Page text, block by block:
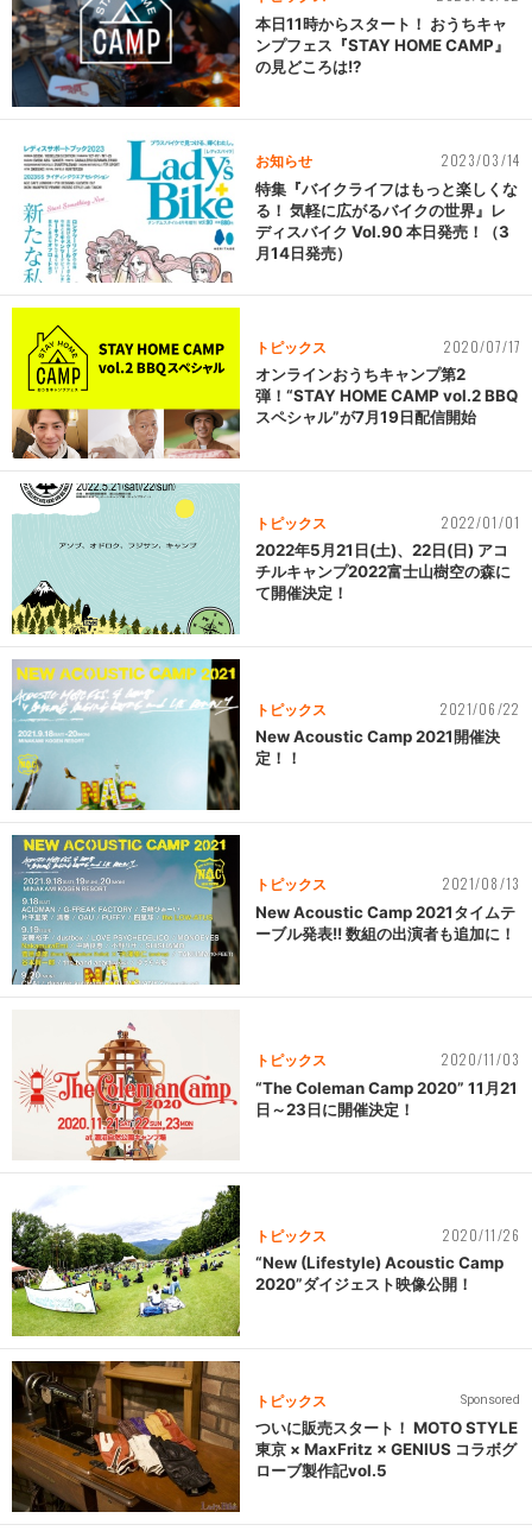
本日11時からスタート！ おうちキャ
ンプフェス『STAY HOME CAMP』
の見どころは!?
お知らせ 2023/03/14
特集『バイクライフはもっと楽しくな
る！ 気軽に広がるバイクの世界』レ
ディスバイク Vol.90 本日発売！（3
月14日発売）
トピックス 2020/07/17
オンラインおうちキャンプ第2
弾！“STAY HOME CAMP vol.2 BBQ
スペシャル”が7月19日配信開始
トピックス 2022/01/01
2022年5月21日(土)、22日(日) アコ
チルキャンプ2022富士山樹空の森に
て開催決定！
トピックス 2021/06/22
New Acoustic Camp 2021開催決
定！！
トピックス 2021/08/13
New Acoustic Camp 2021タイムテ
ーブル発表!! 数組の出演者も追加に！
トピックス 2020/11/03
“The Coleman Camp 2020” 11月21
日～23日に開催決定！
トピックス 2020/11/26
“New (Lifestyle) Acoustic Camp
2020”ダイジェスト映像公開！
トピックス Sponsored
ついに販売スタート！ MOTO STYLE
東京 × MaxFritz × GENIUS コラボグ
ローブ製作記vol.5